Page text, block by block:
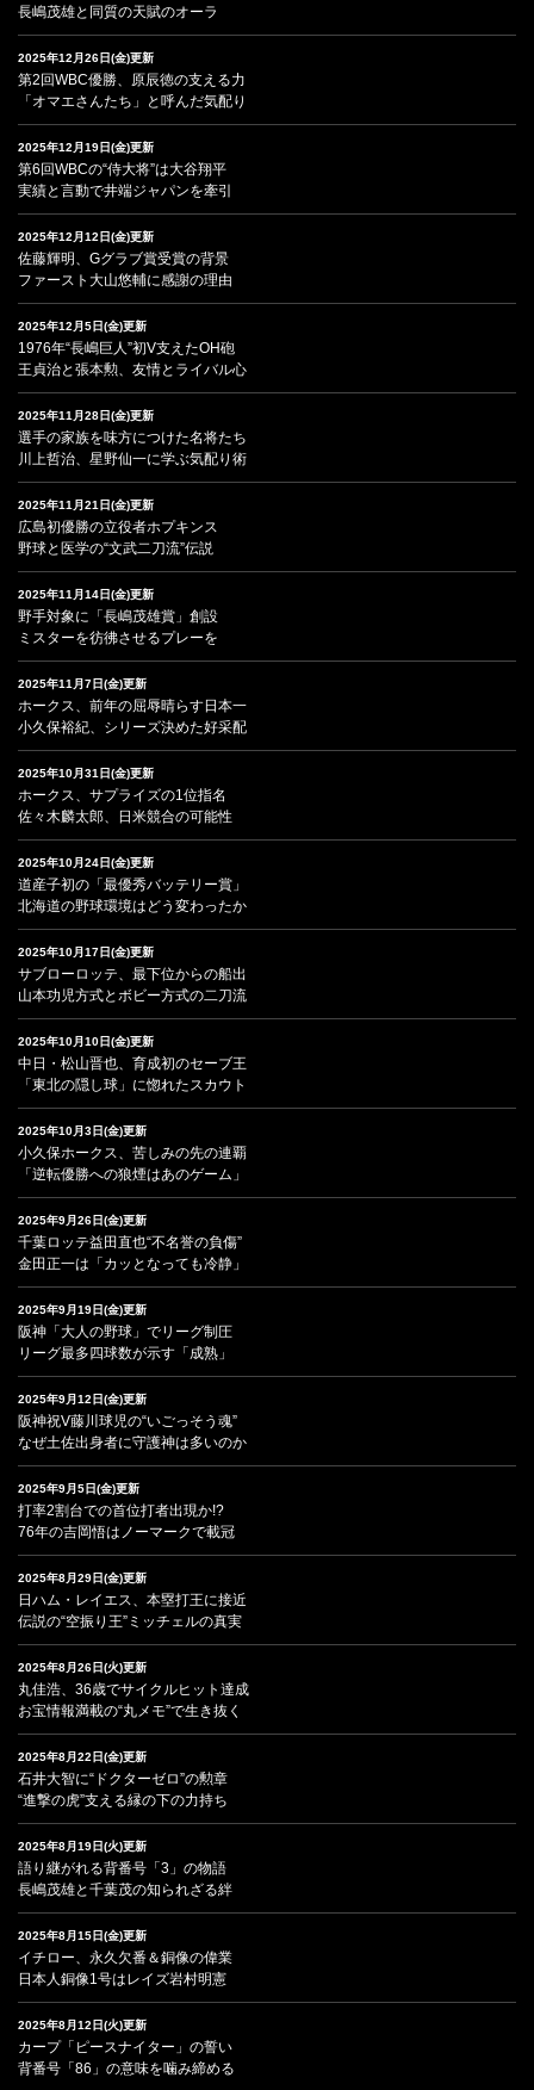
長嶋茂雄と同質の天賦のオーラ
2025年12月26日(金)更新
第2回WBC優勝、原辰徳の支える力
「オマエさんたち」と呼んだ気配り
2025年12月19日(金)更新
第6回WBCの“侍大将”は大谷翔平
実績と言動で井端ジャパンを牽引
2025年12月12日(金)更新
佐藤輝明、Gグラブ賞受賞の背景
ファースト大山悠輔に感謝の理由
2025年12月5日(金)更新
1976年“長嶋巨人”初V支えたOH砲
王貞治と張本勲、友情とライバル心
2025年11月28日(金)更新
選手の家族を味方につけた名将たち
川上哲治、星野仙一に学ぶ気配り術
2025年11月21日(金)更新
広島初優勝の立役者ホプキンス
野球と医学の“文武二刀流”伝説
2025年11月14日(金)更新
野手対象に「長嶋茂雄賞」創設
ミスターを彷彿させるプレーを
2025年11月7日(金)更新
ホークス、前年の屈辱晴らす日本一
小久保裕紀、シリーズ決めた好采配
2025年10月31日(金)更新
ホークス、サプライズの1位指名
佐々木麟太郎、日米競合の可能性
2025年10月24日(金)更新
道産子初の「最優秀バッテリー賞」
北海道の野球環境はどう変わったか
2025年10月17日(金)更新
サブローロッテ、最下位からの船出
山本功児方式とボビー方式の二刀流
2025年10月10日(金)更新
中日・松山晋也、育成初のセーブ王
「東北の隠し球」に惚れたスカウト
2025年10月3日(金)更新
小久保ホークス、苦しみの先の連覇
「逆転優勝への狼煙はあのゲーム」
2025年9月26日(金)更新
千葉ロッテ益田直也“不名誉の負傷”
金田正一は「カッとなっても冷静」
2025年9月19日(金)更新
阪神「大人の野球」でリーグ制圧
リーグ最多四球数が示す「成熟」
2025年9月12日(金)更新
阪神祝V藤川球児の“いごっそう魂”
なぜ土佐出身者に守護神は多いのか
2025年9月5日(金)更新
打率2割台での首位打者出現か!?
76年の吉岡悟はノーマークで載冠
2025年8月29日(金)更新
日ハム・レイエス、本塁打王に接近
伝説の“空振り王”ミッチェルの真実
2025年8月26日(火)更新
丸佳浩、36歳でサイクルヒット達成
お宝情報満載の“丸メモ”で生き抜く
2025年8月22日(金)更新
石井大智に“ドクターゼロ”の勲章
“進撃の虎”支える縁の下の力持ち
2025年8月19日(火)更新
語り継がれる背番号「3」の物語
長嶋茂雄と千葉茂の知られざる絆
2025年8月15日(金)更新
イチロー、永久欠番＆銅像の偉業
日本人銅像1号はレイズ岩村明憲
2025年8月12日(火)更新
カープ「ピースナイター」の誓い
背番号「86」の意味を噛み締める